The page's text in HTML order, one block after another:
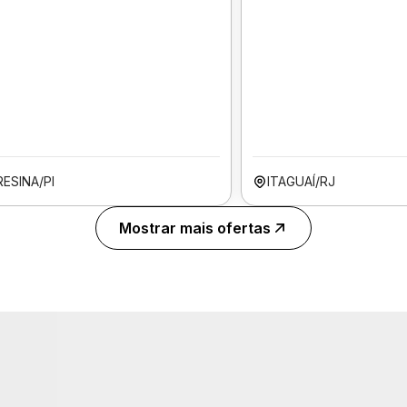
PI ITAGUAÍ/RJ
Mostrar mais ofertas